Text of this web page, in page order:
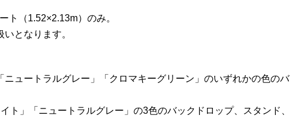
（1.52×2.13m）のみ。
となります。
ュートラルグレー」「クロマキーグリーン」のいずれかの色の
ト」「ニュートラルグレー」の3色のバックドロップ、スタンド、